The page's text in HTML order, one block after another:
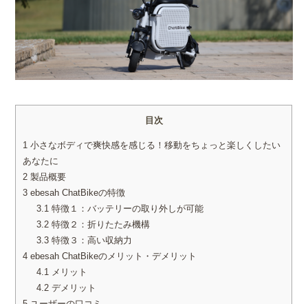
目次
1 小さなボディで爽快感を感じる！移動をちょっと楽しくしたい
あなたに
2 製品概要
3 ebesah ChatBikeの特徴
3.1 特徴１：バッテリーの取り外しが可能
3.2 特徴２：折りたたみ機構
3.3 特徴３：高い収納力
4 ebesah ChatBikeのメリット・デメリット
4.1 メリット
4.2 デメリット